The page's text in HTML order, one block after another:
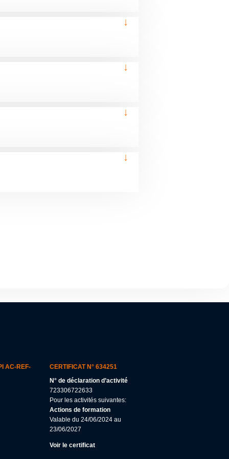
↓
↓
↓
↓
AC-REF-
CERTIFICAT N° 634251
N° de déclaration d’activité
723306722633
Pour les activités suivantes:
Actions de formation
Valable du 24/06/2024 au
23/06/2027
Voir le certificat